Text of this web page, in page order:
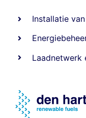
Installatie
Laadnetwerk